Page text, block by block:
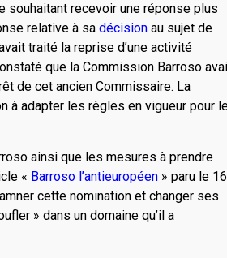
souhaitant recevoir une réponse plus
relative à sa décision au sujet de
traité la reprise d’une activité
que la Commission Barro­so
de cet ancien Commissaire. La
à adapter les règles en vigueur pour
ainsi que les mesures à prendre
« Barroso l’antieuropéen » paru le 16
cette nomination et changer ses
» dans un domaine qu’il a